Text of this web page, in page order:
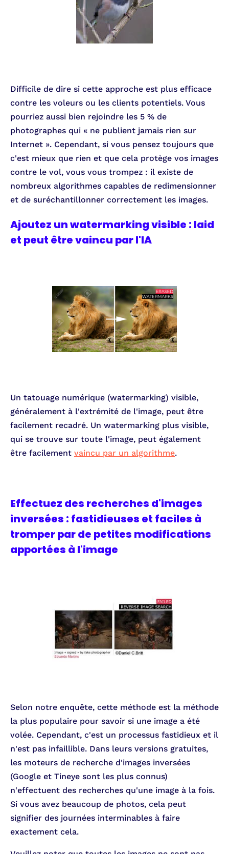
Difficile de dire si cette approche est plus efficace
contre les voleurs ou les clients potentiels. Vous
pourriez aussi bien rejoindre les 5 % de
photographes qui « ne publient jamais rien sur
Internet ». Cependant, si vous pensez toujours que
c'est mieux que rien et que cela protège vos images
contre le vol, vous vous trompez : il existe de
nombreux algorithmes capables de redimensionner
et de suréchantillonner correctement les images.
Ajoutez un watermarking visible : laid
et peut être vaincu par l'IA
Un tatouage numérique (watermarking) visible,
généralement à l'extrémité de l'image, peut être
facilement recadré. Un watermarking plus visible,
qui se trouve sur toute l'image, peut également
être facilement vaincu par un algorithme.
Effectuez des recherches d'images
inversées : fastidieuses et faciles à
tromper par de petites modifications
apportées à l'image
Selon notre enquête, cette méthode est la méthode
la plus populaire pour savoir si une image a été
volée. Cependant, c'est un processus fastidieux et il
n'est pas infaillible. Dans leurs versions gratuites,
les moteurs de recherche d'images inversées
(Google et Tineye sont les plus connus)
n'effectuent des recherches qu'une image à la fois.
Si vous avez beaucoup de photos, cela peut
signifier des journées interminables à faire
exactement cela.